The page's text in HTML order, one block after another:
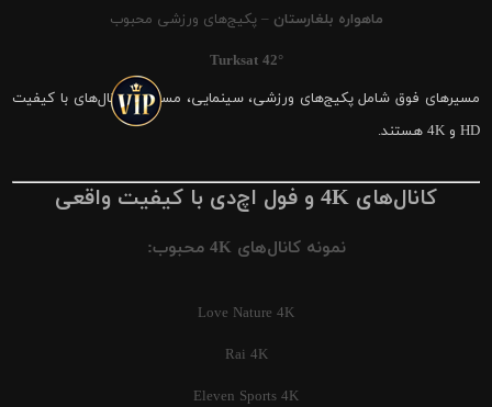
ماهواره بلغارستان – پکیج‌های ورزشی محبوب
Turksat 42°
مسیرهای فوق شامل پکیج‌های ورزشی، سینمایی، مستند و کانال‌های با کیفیت
HD و 4K هستند.
کانال‌های 4K و فول اچ‌دی با کیفیت واقعی
نمونه کانال‌های 4K محبوب:
Love Nature 4K
Rai 4K
Eleven Sports 4K